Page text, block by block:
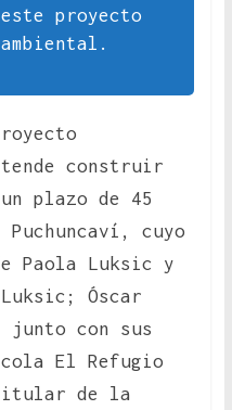
proyecto
construir
plazo de 45
Puchuncaví, cuyo
Paola Luksic y
Óscar
junto con sus
El Refugio
de la